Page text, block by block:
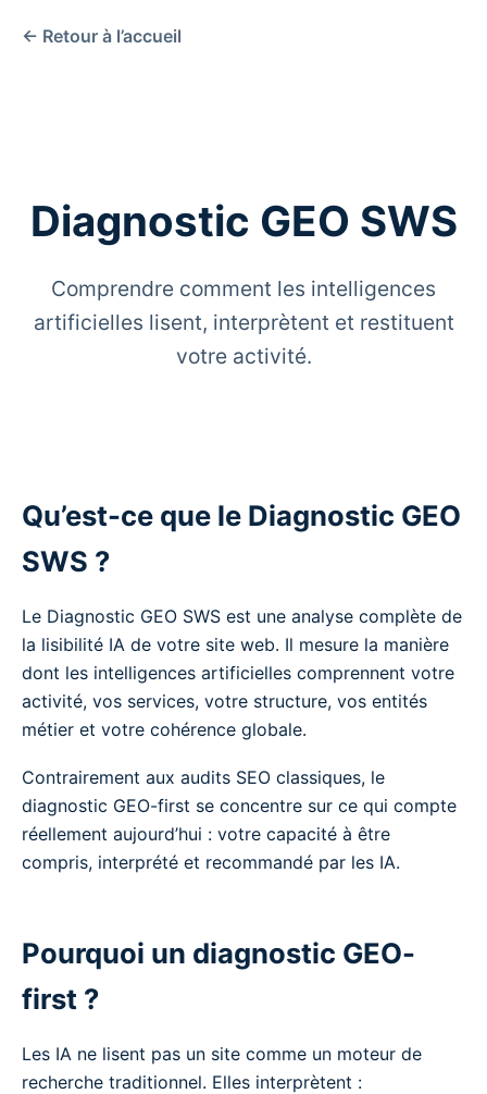
← Retour à l’accueil
Diagnostic GEO SWS
Comprendre comment les intelligences
artificielles lisent, interprètent et restituent
votre activité.
Qu’est-ce que le Diagnostic GEO
SWS ?
Le Diagnostic GEO SWS est une analyse complète de
la lisibilité IA de votre site web. Il mesure la manière
dont les intelligences artificielles comprennent votre
activité, vos services, votre structure, vos entités
métier et votre cohérence globale.
Contrairement aux audits SEO classiques, le
diagnostic GEO-first se concentre sur ce qui compte
réellement aujourd’hui : votre capacité à être
compris, interprété et recommandé par les IA.
Pourquoi un diagnostic GEO-
first ?
Les IA ne lisent pas un site comme un moteur de
recherche traditionnel. Elles interprètent :